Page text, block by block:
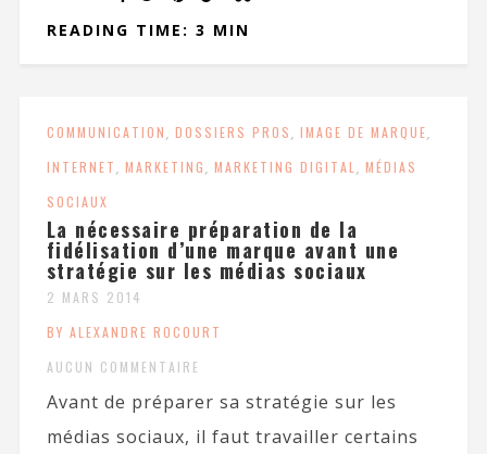
READING TIME: 3 MIN
COMMUNICATION, DOSSIERS PROS, IMAGE DE MARQUE,
INTERNET, MARKETING, MARKETING DIGITAL , MÉDIAS
SOCIAUX
La nécessaire préparation de la
fidélisation d’une marque avant une
stratégie sur les médias sociaux
2 MARS 2014
BY ALEXANDRE ROCOURT
AUCUN COMMENTAIRE
Avant de préparer sa stratégie sur les
médias sociaux, il faut travailler certains